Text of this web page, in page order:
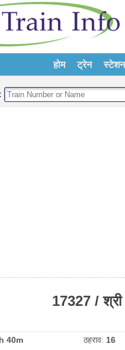
होम ट्रेन स्टेशन
17327 / श्री
40m ठहराव: 16